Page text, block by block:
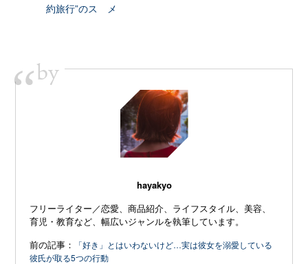
約旅行”のスゝメ
“by
hayakyo
フリーライター／恋愛、商品紹介、ライフスタイル、美容、
育児・教育など、幅広いジャンルを執筆しています。
前の記事：
「好き」とはいわないけど…実は彼女を溺愛している
彼氏が取る5つの行動